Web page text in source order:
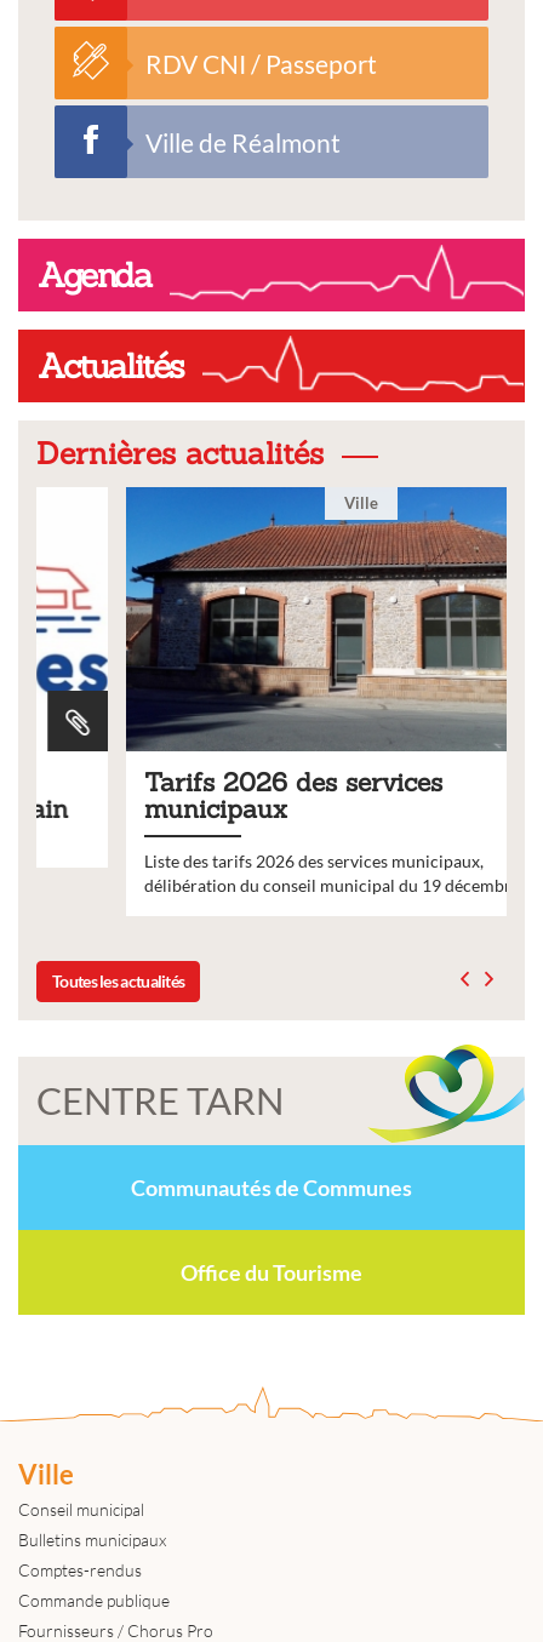
RDV CNI / Passeport
Ville de Réalmont
Agenda
Actualités
Dernières actualités
Tarifs 2026 des services
municipaux
Liste des tarifs 2026 des services municipaux,
délibération du conseil municipal du 19 décembre 2025
Toutes les actualités
CENTRE TARN
Communautés de Communes
Office du Tourisme
Ville
Conseil municipal
Bulletins municipaux
Comptes-rendus
Commande publique
Fournisseurs / Chorus Pro